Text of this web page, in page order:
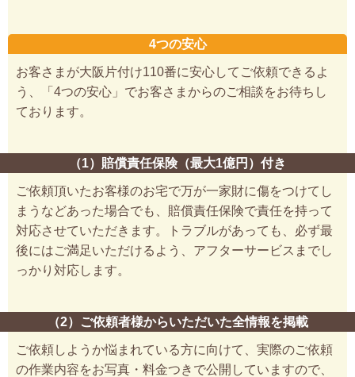
4つの安心
お客さまが大阪片付け110番に安心してご依頼できるよ
う、「4つの安心」でお客さまからのご相談をお待ちし
ております。
（1）賠償責任保険（最大1億円）付き
ご依頼頂いたお客様のお宅で万が一家財に傷をつけてし
まうなどあった場合でも、賠償責任保険で責任を持って
対応させていただきます。トラブルがあっても、必ず最
後にはご満足いただけるよう、アフターサービスまでし
っかり対応します。
（2）ご依頼者様からいただいた全情報を掲載
ご依頼しようか悩まれている方に向けて、実際のご依頼
の作業内容をお写真・料金つきで公開していますので、